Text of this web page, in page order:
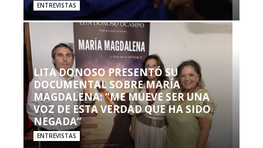
ENTREVISTAS
LITA DONOSO PRESENTÓ SU
DOCUMENTAL SOBRE MARÍA
MAGDALENA: “ME MUEVE SER UNA
VOZ DE ESTA VERDAD QUE HA SIDO
NEGADA”
ENTREVISTAS